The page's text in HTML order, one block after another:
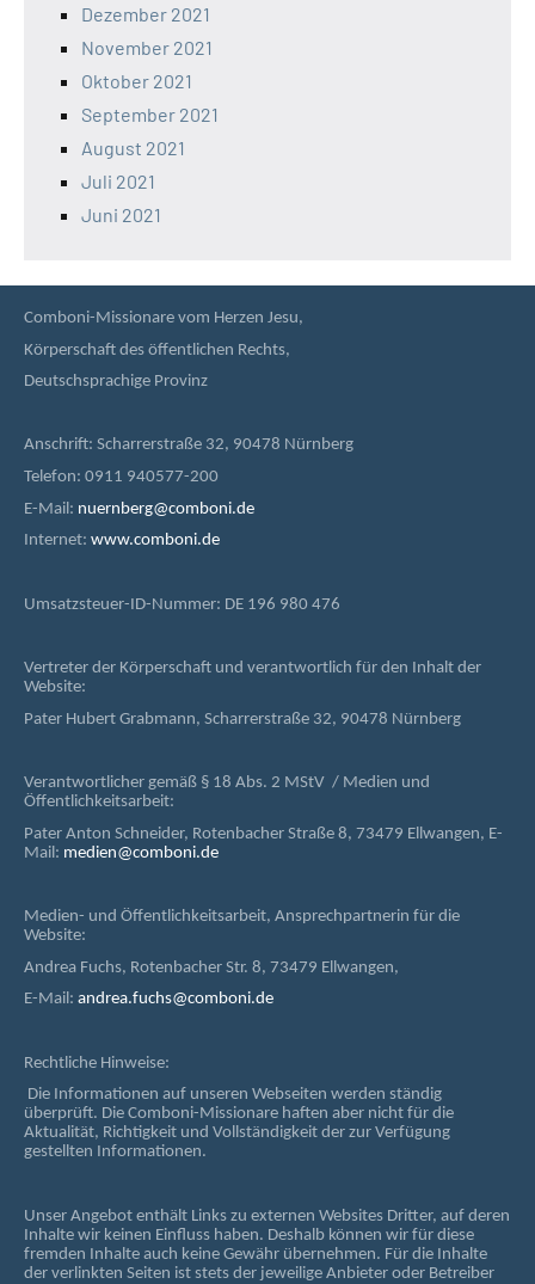
Dezember 2021
November 2021
Oktober 2021
September 2021
August 2021
Juli 2021
Juni 2021
Comboni-Missionare vom Herzen Jesu,
Körperschaft des öffentlichen Rechts,
Deutschsprachige Provinz
Anschrift: Scharrerstraße 32, 90478 Nürnberg
Telefon: 0911 940577-200
E-Mail: nuernberg@comboni.de
Internet: www.comboni.de
Umsatzsteuer-ID-Nummer: DE 196 980 476
Vertreter der Körperschaft und verantwortlich für den Inhalt der
Website:
Pater Hubert Grabmann, Scharrerstraße 32, 90478 Nürnberg
Verantwortlicher gemäß § 18 Abs. 2 MStV / Medien und
Öffentlichkeitsarbeit:
Pater Anton Schneider, Rotenbacher Straße 8, 73479 Ellwangen, E-
Mail: medien@comboni.de
Medien- und Öffentlichkeitsarbeit, Ansprechpartnerin für die
Website:
Andrea Fuchs, Rotenbacher Str. 8, 73479 Ellwangen,
E-Mail: andrea.fuchs@comboni.de
Rechtliche Hinweise:
Die Informationen auf unseren Webseiten werden ständig
überprüft. Die Comboni-Missionare haften aber nicht für die
Aktualität, Richtigkeit und Vollständigkeit der zur Verfügung
gestellten Informationen.
Unser Angebot enthält Links zu externen Websites Dritter, auf deren
Inhalte wir keinen Einfluss haben. Deshalb können wir für diese
fremden Inhalte auch keine Gewähr übernehmen. Für die Inhalte
der verlinkten Seiten ist stets der jeweilige Anbieter oder Betreiber